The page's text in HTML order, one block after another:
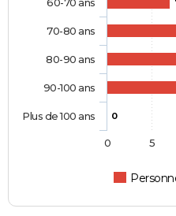
0
70-80 ans
80-90 ans
90-100 ans
Plus de 100 ans
0 5